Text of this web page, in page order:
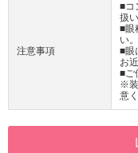
注意事項
■コ
扱
■眼
い。
■眼
お
■ご
※装
意